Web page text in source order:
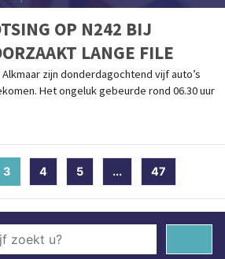
OP N242 BIJ
LANGE FILE
Alkmaar zijn donderdagochtend vijf auto’s
Het ongeluk gebeurde rond 06.30 uur
3(current)
4 5 ... 47